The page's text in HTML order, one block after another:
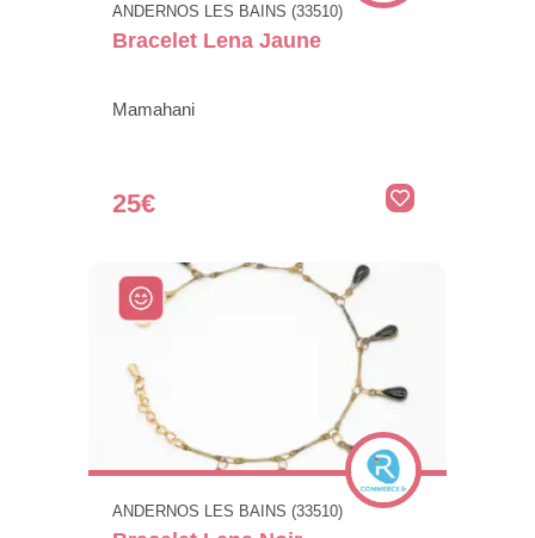
ANDERNOS LES BAINS (33510)
Bracelet Lena Jaune
Mamahani
25€
ANDERNOS LES BAINS (33510)